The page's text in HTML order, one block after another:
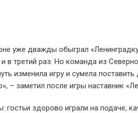
уже дважды обыграл
в третий раз. Но команда из
изменила игру и сумела
– заметил после игры наставник
гостьи здорово играли на подаче,